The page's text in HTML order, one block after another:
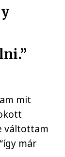
mit
váltottam
már